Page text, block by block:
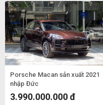
Porsche Macan sản xuất 2021
nhập Đức
3.990.000.000 đ